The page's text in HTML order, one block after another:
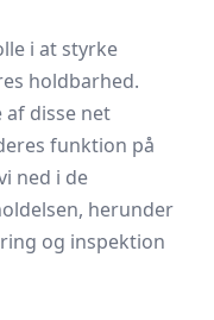
i at styrke
holdbarhed.
disse net
funktion på
ned i de
herunder
og inspektion